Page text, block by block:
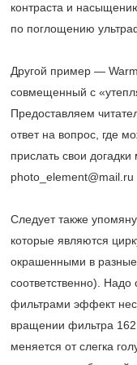
контраста и
по поглощению
Другой пример —
совмещенный с
Предоставляем
ответ на вопрос, где
прислать свои
photo_element@mail.ru
Следует также
которые являются
окрашенными в
соответственно). Надо
фильтрами эффект
вращении фильтра 162
меняется от слегка